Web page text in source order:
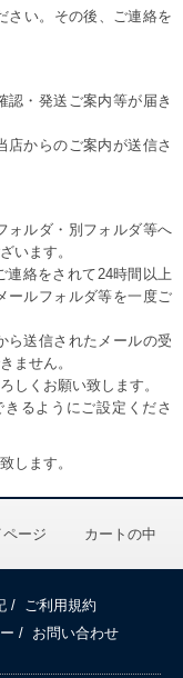
さい。その後、ご連絡を
認・発送ご案内等が届き
店からのご案内が送信さ
ォルダ・別フォルダ等へ
います。
連絡をされて24時間以上
ールフォルダ等を一度ご
ら送信されたメールの受
ません。
しくお願い致します。
るようにご設定くださ
します。
ページ カートの中
/
ご利用規約
/ お問い合わせ